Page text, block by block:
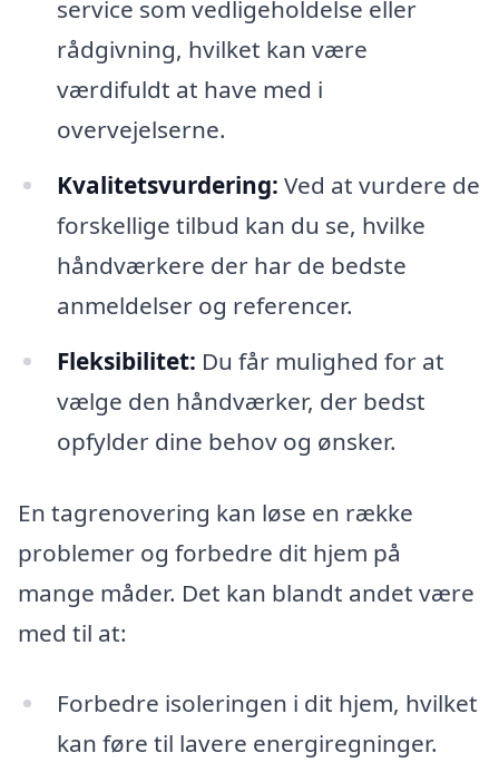
service som vedligeholdelse eller
rådgivning, hvilket kan være
værdifuldt at have med i
overvejelserne.
Kvalitetsvurdering: Ved at vurdere de
forskellige tilbud kan du se, hvilke
håndværkere der har de bedste
anmeldelser og referencer.
Fleksibilitet: Du får mulighed for at
vælge den håndværker, der bedst
opfylder dine behov og ønsker.
En tagrenovering kan løse en række
problemer og forbedre dit hjem på
mange måder. Det kan blandt andet være
med til at:
Forbedre isoleringen i dit hjem, hvilket
kan føre til lavere energiregninger.